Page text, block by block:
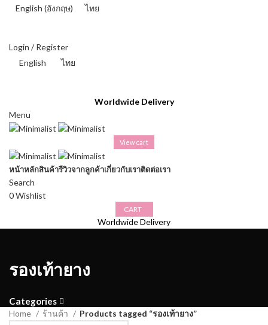
English (อังกฤษ) ไทย
Login / Register
English
ไทย
Worldwide Delivery
Menu
View cart
หน้าหลักสินค้ารีวิวจากลูกค้าเกี่ยวกับเราติดต่อเรา
Search
0Wishlist
CART
Worldwide Delivery
รองเท้ายาง
Categories
Home ร้านค้า Products tagged “รองเท้ายาง”